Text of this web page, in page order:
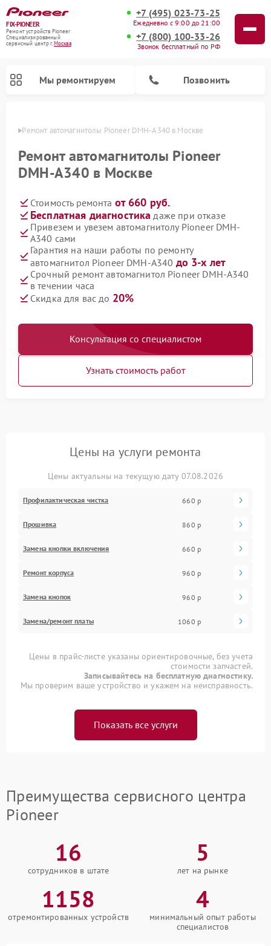
FIX-PIONEER
Ремонт устройств Pioneer
Специализированный
cервисный центр г.Москва
+7 (495) 023-73-25
Ежедневно с 9:00 до 21:00
+7 (800) 100-33-26
Звонок бесплатный по РФ
Мы ремонтируем Позвонить
Ремонт автомагнитолы Pioneer DMH-A340 в Москве
Ремонт автомагнитолы Pioneer
DMH-A340 в Москве
Стоимость ремонта от 660 руб.
Бесплатная диагностика даже при отказе
Привезем и увезем автомагнитолу Pioneer DMH-
A340 сами
Гарантия на наши работы по ремонту
автомагнитол Pioneer DMH-A340 до 3-х лет
Срочный ремонт автомагнитол Pioneer DMH-A340
в течении часа
Скидка для вас до 20%
Консультация со специалистом
Узнать стоимость работ
Цены на услуги ремонта
Цены актуальны на текущую дату 07.08.2026
Профилактическая чистка 660 р
Прошивка 860 р
Замена кнопки включения 660 р
Ремонт корпуса 960 р
Замена кнопок 960 р
Замена/ремонт платы 1060 р
Цены в прайс-листе указаны ориентировочные, без учета
стоимости запчастей.
Записывайтесь на бесплатную диагностику.
Мы проверим ваше устройство и укажем на неисправность.
Показать все услуги
Преимущества сервисного центра
Pioneer
16
сотрудников в штате
5
лет на рынке
1158
отремонтированных устройств
4
минимальный опыт работы
специалистов